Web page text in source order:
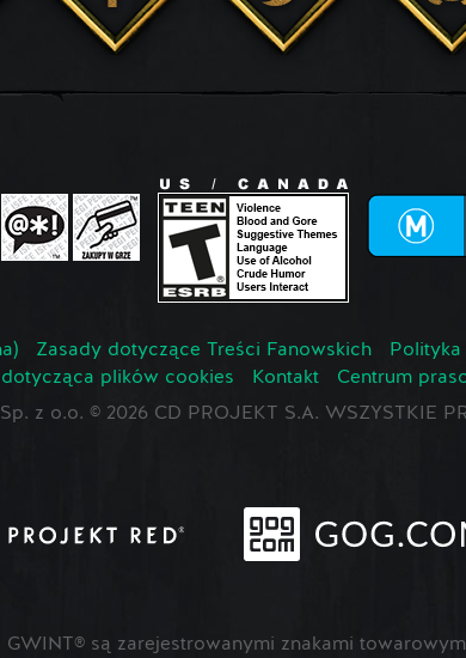
Zasady dotyczące Treści Fanowskich
dotycząca plików cookies
Kontakt
Centrum
z o.o. © 2026 CD PROJEKT S.A. WSZYSTKIE
są zarejestrowanymi znakami